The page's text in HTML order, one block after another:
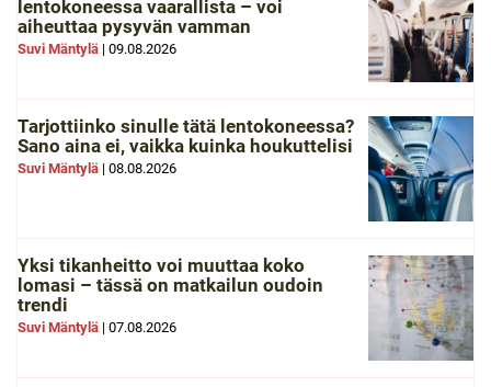
lentokoneessa vaarallista – voi
aiheuttaa pysyvän vamman
Suvi Mäntylä | 09.08.2026
Tarjottiinko sinulle tätä lentokoneessa?
Sano aina ei, vaikka kuinka houkuttelisi
Suvi Mäntylä | 08.08.2026
Yksi tikanheitto voi muuttaa koko
lomasi – tässä on matkailun oudoin
trendi
Suvi Mäntylä | 07.08.2026